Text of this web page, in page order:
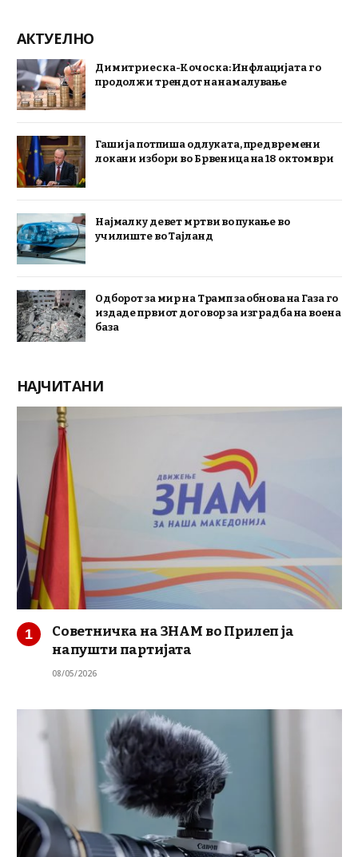
АКТУЕЛНО
Димитриеска-Кочоска: Инфлацијата го
продолжи трендот на намалување
Гаши ја потпиша одлуката, предвремени
локани избори во Брвеница на 18 октомври
Најмалку девет мртви во пукање во
училиште во Тајланд
Одборот за мир на Трамп за обнова на Газа го
издаде првиот договор за изградба на воена
база
НАЈЧИТАНИ
Советничка на ЗНАМ во Прилеп ја
напушти партијата
08/05/2026